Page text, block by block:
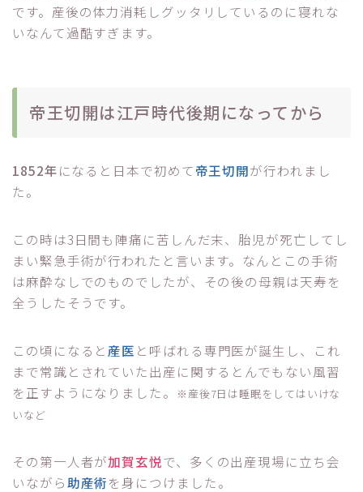
です。産後の体力消耗しグッタリしているのに寝れな
いなんて過酷すぎます。
帝王切開は江戸時代後期になってから
1852年になると日本で初めて帝王切開が行われまし
た。
この時は3日間も陣痛に苦しんだ末、胎児が死亡してし
まい緊急手術が行われたと言います。なんとこの手術
は麻酔なしでのものでしたが、その後の母親は天寿を
全うしたそうです。
この頃になると 産医 と呼ばれる専門医が誕生し、これ
まで常識とされていた出産に関するとんでもない風習
を正すようになりました。
※産後7日は睡眠をしてはいけな
いなど
その第一人者が加賀玄悦で、多くの出産現場に立ち会
いながら助産術を身につけました。